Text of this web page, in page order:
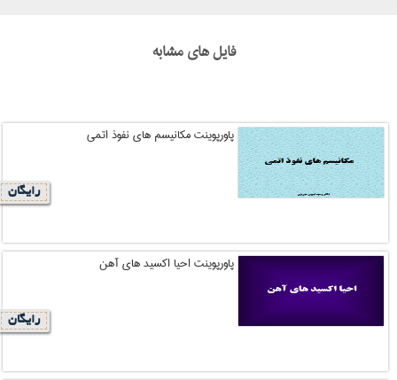
فایل های مشابه
پاورپوینت مکانیسم های نفوذ اتمی
رایگان
پاورپوینت احیا اکسید های آهن
رایگان